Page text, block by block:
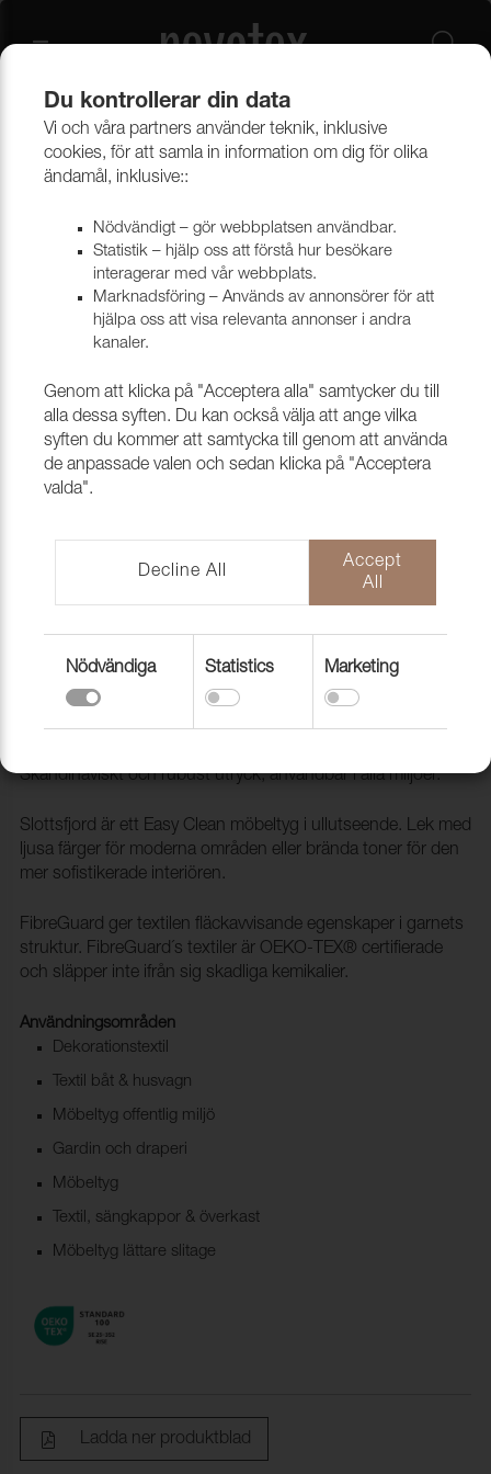
Beklädnadsmaterial Möbeltyger Alla möbeltyger
Tyg Slottsfjord 33 Navy
1030729
Skandinaviskt och rubust utryck, användbar i alla miljöer.
Slottsfjord är ett Easy Clean möbeltyg i ullutseende. Lek med
ljusa färger för moderna områden eller brända toner för den
mer sofistikerade interiören.
FibreGuard ger textilen fläckavvisande egenskaper i garnets
struktur. FibreGuard´s textiler är OEKO-TEX® certifierade
och släpper inte ifrån sig skadliga kemikalier.
Användningsområden
Dekorationstextil
Textil båt & husvagn
Möbeltyg offentlig miljö
Gardin och draperi
Möbeltyg
Textil, sängkappor & överkast
Möbeltyg lättare slitage
Ladda ner produktblad
Du kontrollerar din data
Vi och våra partners använder teknik, inklusive
cookies, för att samla in information om dig för olika
ändamål, inklusive::
Nödvändigt – gör webbplatsen användbar.
Statistik – hjälp oss att förstå hur besökare
interagerar med vår webbplats.
Marknadsföring – Används av annonsörer för att
hjälpa oss att visa relevanta annonser i andra
kanaler.
Genom att klicka på "Acceptera alla" samtycker du till
alla dessa syften. Du kan också välja att ange vilka
syften du kommer att samtycka till genom att använda
de anpassade valen och sedan klicka på "Acceptera
valda".
Decline All
Accept
All
Nödvändiga Statistics Marketing